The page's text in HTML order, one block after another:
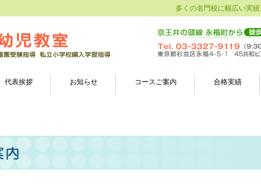
多くの名門校に幅広い実
代表挨拶 お知らせ コースご案内 合格実績